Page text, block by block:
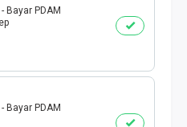
Bayar PDAM
Bayar PDAM